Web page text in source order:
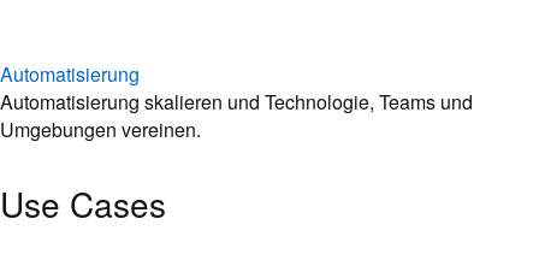
Automatisierung
Automatisierung skalieren und Technologie, Teams und
Umgebungen vereinen.
Use Cases